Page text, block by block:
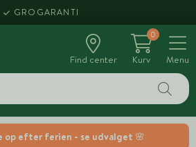
op efter ferien - se udvalget 🌸
GROGARANTI
Find center
0
Kurv
Menu